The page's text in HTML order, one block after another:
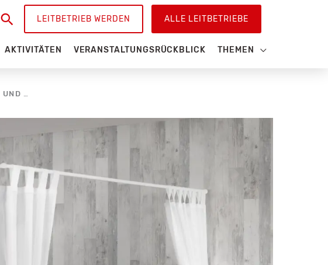
SuchenLEITBETRIEB WERDEN ALLE LEITBETRIEBE
AKTIVITÄTEN VERANSTALTUNGSRÜCKBLICK THEMEN